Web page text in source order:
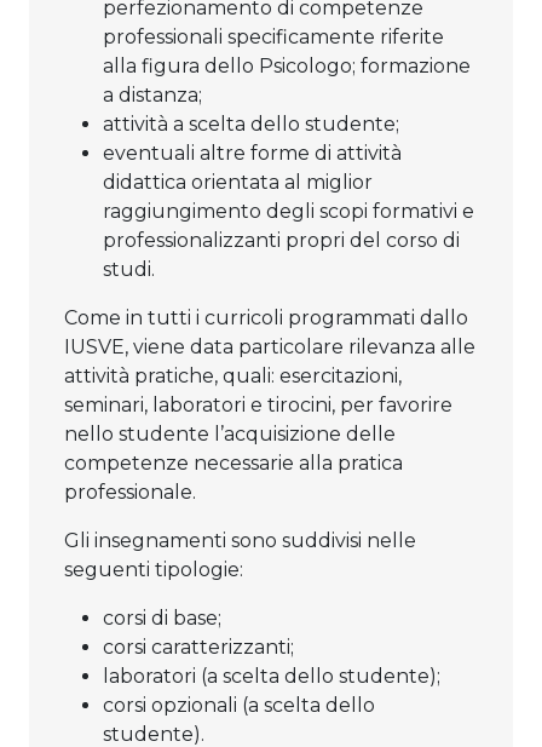
perfezionamento di competenze
professionali specificamente riferite
alla figura dello Psicologo; formazione
a distanza;
attività a scelta dello studente;
eventuali altre forme di attività
didattica orientata al miglior
raggiungimento degli scopi formativi e
professionalizzanti propri del corso di
studi.
Come in tutti i curricoli programmati dallo
IUSVE, viene data particolare rilevanza alle
attività pratiche, quali: esercitazioni,
seminari, laboratori e tirocini, per favorire
nello studente l’acquisizione delle
competenze necessarie alla pratica
professionale.
Gli insegnamenti sono suddivisi nelle
seguenti tipologie:
corsi di base;
corsi caratterizzanti;
laboratori (a scelta dello studente);
corsi opzionali (a scelta dello
studente).